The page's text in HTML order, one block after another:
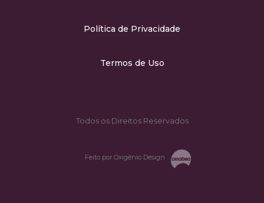
Política de Privacidade
Termos de Uso
Todos os Direitos Reservados
Feito por Oxigênio Design